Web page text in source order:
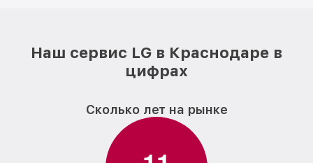
Наш сервис LG в Краснодаре в
цифрах
Сколько лет на рынке